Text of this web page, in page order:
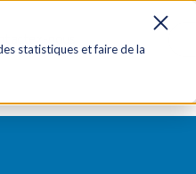
statistiques et faire de la